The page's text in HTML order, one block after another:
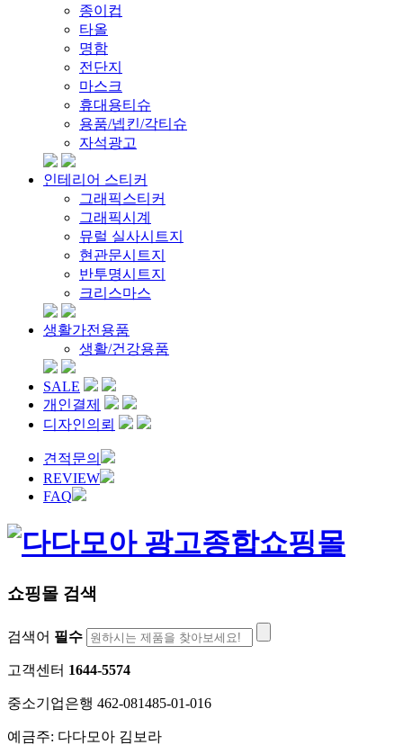
종이컵
타올
명함
전단지
마스크
휴대용티슈
용품/넵킨/각티슈
자석광고
인테리어 스티커
그래픽스티커
그래픽시계
뮤럴 실사시트지
현관문시트지
반투명시트지
크리스마스
생활가전용품
생활/건강용품
SALE
개인결제
디자인의뢰
견적문의
REVIEW
FAQ
쇼핑몰 검색
검색어 필수
고객센터 1644-5574
중소기업은행 462-081485-01-016
예금주: 다다모아 김보라